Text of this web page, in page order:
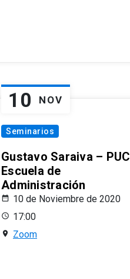
10 NOV
Seminarios
Gustavo Saraiva – PUC
Escuela de
Administración
10 de Noviembre de 2020
17:00
Zoom